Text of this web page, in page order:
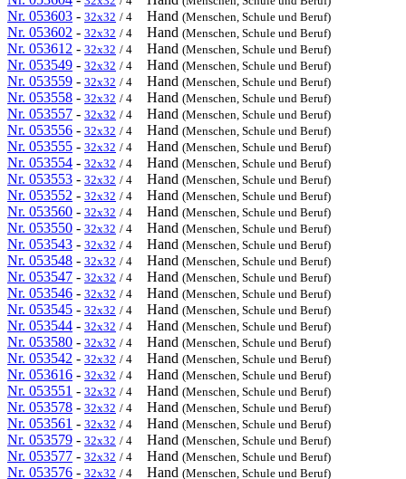
Nr. 053603 - 32x32 / 4 Hand (Menschen, Schule und Beruf)
Nr. 053602 - 32x32 / 4 Hand (Menschen, Schule und Beruf)
Nr. 053612 - 32x32 / 4 Hand (Menschen, Schule und Beruf)
Nr. 053549 - 32x32 / 4 Hand (Menschen, Schule und Beruf)
Nr. 053559 - 32x32 / 4 Hand (Menschen, Schule und Beruf)
Nr. 053558 - 32x32 / 4 Hand (Menschen, Schule und Beruf)
Nr. 053557 - 32x32 / 4 Hand (Menschen, Schule und Beruf)
Nr. 053556 - 32x32 / 4 Hand (Menschen, Schule und Beruf)
Nr. 053555 - 32x32 / 4 Hand (Menschen, Schule und Beruf)
Nr. 053554 - 32x32 / 4 Hand (Menschen, Schule und Beruf)
Nr. 053553 - 32x32 / 4 Hand (Menschen, Schule und Beruf)
Nr. 053552 - 32x32 / 4 Hand (Menschen, Schule und Beruf)
Nr. 053560 - 32x32 / 4 Hand (Menschen, Schule und Beruf)
Nr. 053550 - 32x32 / 4 Hand (Menschen, Schule und Beruf)
Nr. 053543 - 32x32 / 4 Hand (Menschen, Schule und Beruf)
Nr. 053548 - 32x32 / 4 Hand (Menschen, Schule und Beruf)
Nr. 053547 - 32x32 / 4 Hand (Menschen, Schule und Beruf)
Nr. 053546 - 32x32 / 4 Hand (Menschen, Schule und Beruf)
Nr. 053545 - 32x32 / 4 Hand (Menschen, Schule und Beruf)
Nr. 053544 - 32x32 / 4 Hand (Menschen, Schule und Beruf)
Nr. 053580 - 32x32 / 4 Hand (Menschen, Schule und Beruf)
Nr. 053542 - 32x32 / 4 Hand (Menschen, Schule und Beruf)
Nr. 053616 - 32x32 / 4 Hand (Menschen, Schule und Beruf)
Nr. 053551 - 32x32 / 4 Hand (Menschen, Schule und Beruf)
Nr. 053578 - 32x32 / 4 Hand (Menschen, Schule und Beruf)
Nr. 053561 - 32x32 / 4 Hand (Menschen, Schule und Beruf)
Nr. 053579 - 32x32 / 4 Hand (Menschen, Schule und Beruf)
Nr. 053577 - 32x32 / 4 Hand (Menschen, Schule und Beruf)
Nr. 053576 - 32x32 / 4 Hand (Menschen, Schule und Beruf)